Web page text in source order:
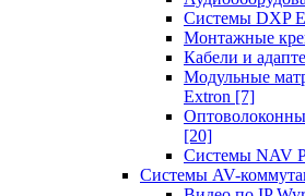
Системы DXP
Монтажные
Кабели и
Модульные
Extron [7]
[20]
Системы NAV
Системы AV-